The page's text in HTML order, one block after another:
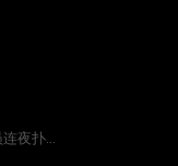
夜扑...